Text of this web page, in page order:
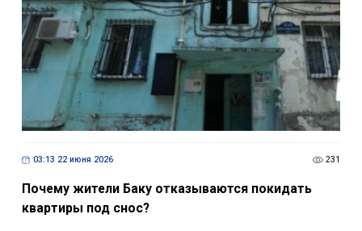
03:13 22 июня 2026 231
Почему жители Баку отказываются покидать
квартиры под снос?